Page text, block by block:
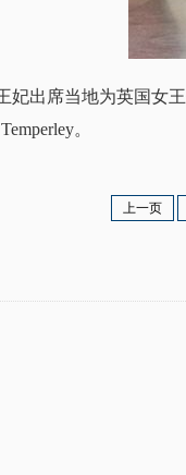
妃出席当地为英国女
。
上一页